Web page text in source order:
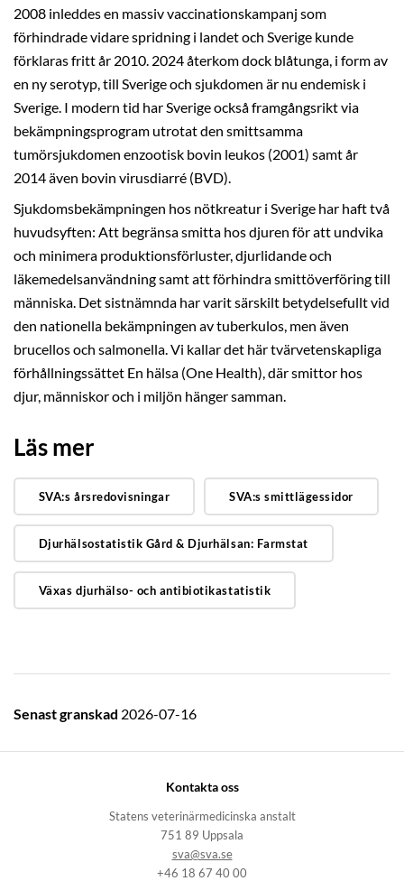
2008 inleddes en massiv vaccinationskampanj som
förhindrade vidare spridning i landet och Sverige kunde
förklaras fritt år 2010. 2024 återkom dock blåtunga, i form av
en ny serotyp, till Sverige och sjukdomen är nu endemisk i
Sverige. I modern tid har Sverige också framgångsrikt via
bekämpningsprogram utrotat den smittsamma
tumörsjukdomen enzootisk bovin leukos (2001) samt år
2014 även bovin virusdiarré (BVD).
Sjukdomsbekämpningen hos nötkreatur i Sverige har haft två
huvudsyften: Att begränsa smitta hos djuren för att undvika
och minimera produktionsförluster, djurlidande och
läkemedelsanvändning samt att förhindra smittöverföring till
människa. Det sistnämnda har varit särskilt betydelsefullt vid
den nationella bekämpningen av tuberkulos, men även
brucellos och salmonella. Vi kallar det här tvärvetenskapliga
förhållningssättet En hälsa (One Health), där smittor hos
djur, människor och i miljön hänger samman.
Läs mer
SVA:s årsredovisningar SVA:s smittlägessidor
Djurhälsostatistik Gård & Djurhälsan: Farmstat
Växas djurhälso- och antibiotikastatistik
Senast granskad 2026-07-16
Kontakta oss
Statens veterinärmedicinska anstalt
751 89 Uppsala
sva@sva.se
+46 18 67 40 00